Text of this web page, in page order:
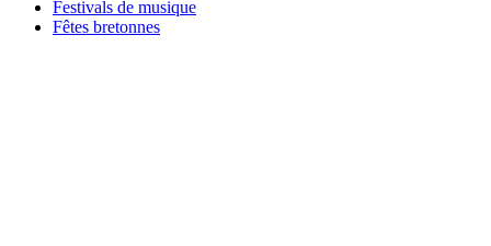
Festivals de musique
Fêtes bretonnes